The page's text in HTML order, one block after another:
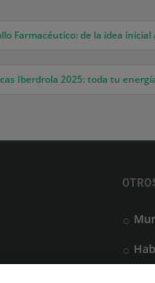
Farmacéutico: de la idea
Iberdrola 2025: toda tu